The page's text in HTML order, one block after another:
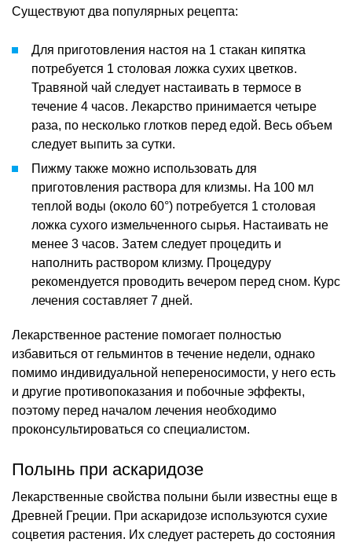
Существуют два популярных рецепта:
Для приготовления настоя на 1 стакан кипятка
потребуется 1 столовая ложка сухих цветков.
Травяной чай следует настаивать в термосе в
течение 4 часов. Лекарство принимается четыре
раза, по несколько глотков перед едой. Весь объем
следует выпить за сутки.
Пижму также можно использовать для
приготовления раствора для клизмы. На 100 мл
теплой воды (около 60°) потребуется 1 столовая
ложка сухого измельченного сырья. Настаивать не
менее 3 часов. Затем следует процедить и
наполнить раствором клизму. Процедуру
рекомендуется проводить вечером перед сном. Курс
лечения составляет 7 дней.
Лекарственное растение помогает полностью
избавиться от гельминтов в течение недели, однако
помимо индивидуальной непереносимости, у него есть
и другие противопоказания и побочные эффекты,
поэтому перед началом лечения необходимо
проконсультироваться со специалистом.
Полынь при аскаридозе
Лекарственные свойства полыни были известны еще в
Древней Греции. При аскаридозе используются сухие
соцветия растения. Их следует растереть до состояния